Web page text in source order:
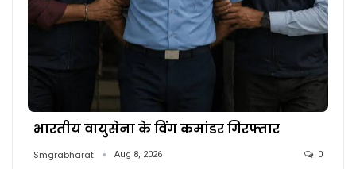
भारतीय वायुसेना के विंग कमांडर गिरफ्तार
Smgrabharat Aug 8, 2026 0